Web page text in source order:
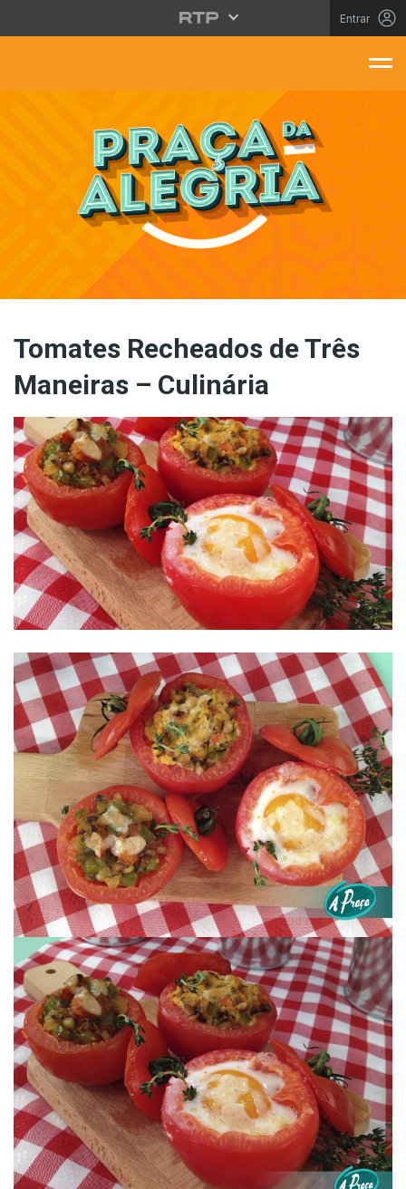
Saltar para o conteúdo principal
Entrar
Tomates Recheados de Três
Maneiras – Culinária